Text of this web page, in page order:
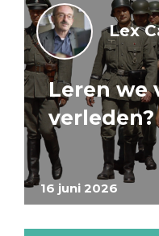
16 juni 2026
Lex
Leren we
verleden?